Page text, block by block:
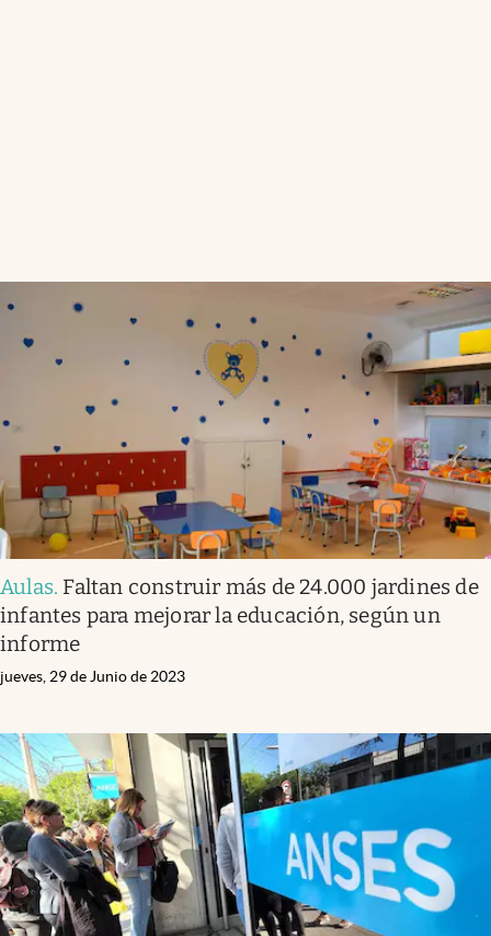
Aulas. Faltan construir más de 24.000 jardines de
infantes para mejorar la educación, según un
informe
jueves, 29 de Junio de 2023